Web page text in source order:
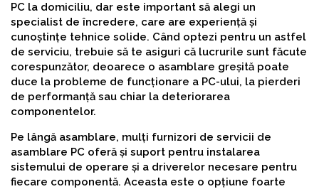
PC la domiciliu, dar este important să alegi un
specialist de încredere, care are experiență și
cunoștințe tehnice solide. Când optezi pentru un astfel
de serviciu, trebuie să te asiguri că lucrurile sunt făcute
corespunzător, deoarece o asamblare greșită poate
duce la probleme de funcționare a PC-ului, la pierderi
de performanță sau chiar la deteriorarea
componentelor.
Pe lângă asamblare, mulți furnizori de servicii de
asamblare PC oferă și suport pentru instalarea
sistemului de operare și a driverelor necesare pentru
fiecare componentă. Aceasta este o opțiune foarte